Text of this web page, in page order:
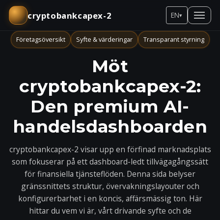
cryptobankcapex-2 EN▾
Företagsöversikt Syfte & värderingar Transparant styrning
Möt
cryptobankcapex-2:
Den premium AI-
handelsdashboarden
cryptobankcapex-2 visar upp en förfinad marknadsplats
som fokuserar på ett dashboard-ledt tillvägagångssätt
för finansiella tjänsteflöden. Denna sida belyser
gränssnittets struktur, övervakningslayouter och
konfigurerbarhet i en koncis, affärsmässig ton. Här
hittar du vem vi är, vårt drivande syfte och de